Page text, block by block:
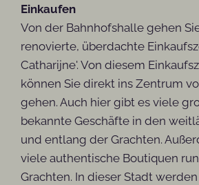
Einkaufen
Von der Bahnhofshalle gehen
renovierte, überdachte
Catharijne'. Von diesem
können Sie direkt ins Zentrum
gehen. Auch hier gibt es viele
bekannte Geschäfte in den
und entlang der Grachten.
viele authentische Boutiquen
Grachten. In dieser Stadt